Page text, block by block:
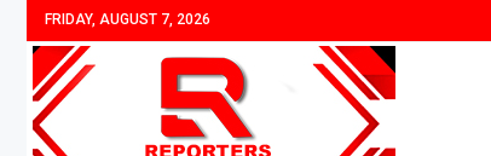
FRIDAY, AUGUST 7, 2026